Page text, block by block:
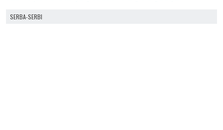
SERBA-SERBI